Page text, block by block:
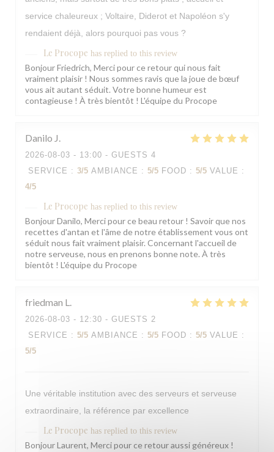
service chaleureux ; Voltaire, Diderot et Napoléon s'y
rendaient déjà, alors pourquoi pas vous ?
Le Procope has replied to this review
Bonjour Friedrich, Merci pour ce retour qui nous fait
vraiment plaisir ! Nous sommes ravis que la joue de bœuf
vous ait autant séduit. Votre bonne humeur est
contagieuse ! À très bientôt ! L'équipe du Procope
Danilo J
2026-08-03 - 13:00 - GUESTS 4
SERVICE : 3/5 AMBIANCE : 5/5 FOOD : 5/5 VALUE :
4/5
Le Procope has replied to this review
Bonjour Danilo, Merci pour ce beau retour ! Savoir que nos
recettes d'antan et l'âme de notre établissement vous ont
séduit nous fait vraiment plaisir. Concernant l'accueil de
notre serveuse, nous en prenons bonne note. À très
bientôt ! L'équipe du Procope
friedman L
2026-08-03 - 12:30 - GUESTS 2
SERVICE : 5/5 AMBIANCE : 5/5 FOOD : 5/5 VALUE :
5/5
Une véritable institution avec des serveurs et serveuse
extraordinaire, la référence par excellence
Le Procope has replied to this review
Bonjour Laurent, Merci pour ce retour aussi généreux !